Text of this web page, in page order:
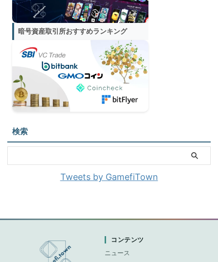
暗号資産取引所おすすめランキング
検索
Tweets by GamefiTown
コンテンツ
ニュース